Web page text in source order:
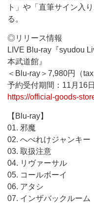
ト」や「直筆サイン入
る。
◎リリース情報
LIVE Blu-ray『syudou
本武道館』
＜Blu-ray＞7,980円（tax
予約受付期間：11月16
https://official-goods-
【Blu-ray】
01. 邪魔
02. へべれけジャンキー
03. 取扱注意
04. リヴァーサル
05. コールボーイ
06. アタシ
07. インザバックルーム